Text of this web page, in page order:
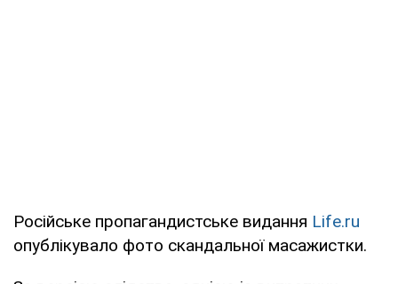
Російське пропагандистське видання Life.ru
опублікувало фото скандальної масажистки.